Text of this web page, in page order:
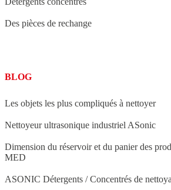
Des pièces de rechange
BLOG
Les objets les plus compliqués à nettoyer
Nettoyeur ultrasonique industriel ASonic
Dimension du réservoir et du panier des
MED
ASONIC Détergents / Concentrés de